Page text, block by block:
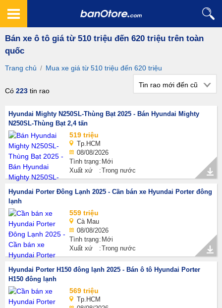
Bán xe ô tô giá từ 510 triệu đến 620 triệu trên toàn
quốc
Trang chủ / Mua xe giá từ 510 triệu đến 620 triệu
Có 223 tin rao
Tin rao mới đến cũ
Hyundai Mighty N250SL-Thùng Bạt 2025 - Bán Hyundai Mighty
N250SL-Thùng Bạt 2,4 tấn
519 triệu
Tp.HCM
08/08/2026
Tình trạng Mới
Xuất xứ
Trong nước
Hyundai Porter Đông Lạnh 2025 - Cần bán xe Hyundai Porter đông
lạnh
559 triệu
Cà Mau
08/08/2026
Tình trạng Mới
Xuất xứ
Trong nước
Hyundai Porter H150 đông lạnh 2025 - Bán ô tô Hyundai Porter
H150 đông lạnh
569 triệu
Tp.HCM